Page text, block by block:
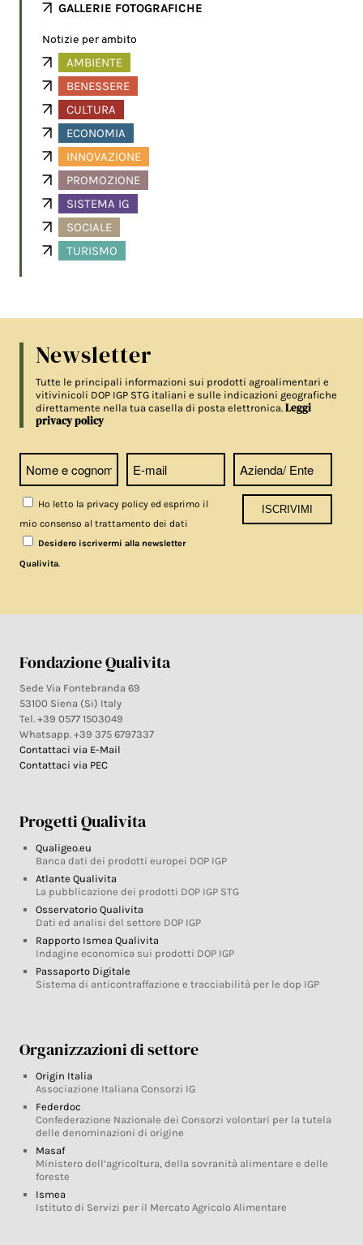
GALLERIE FOTOGRAFICHE
Notizie per ambito
AMBIENTE
BENESSERE
CULTURA
ECONOMIA
INNOVAZIONE
PROMOZIONE
SISTEMA IG
SOCIALE
TURISMO
Newsletter
Tutte le principali informazioni sui prodotti agroalimentari e
vitivinicoli DOP IGP STG italiani e sulle indicazioni geografiche
direttamente nella tua casella di posta elettronica.Leggi
privacy policy
Ho letto la privacy policy ed esprimo il
mio consenso al trattamento dei dati
Desidero iscrivermi alla newsletter
Qualivita.
Fondazione Qualivita
Sede Via Fontebranda 69
53100 Siena (Si) Italy
Tel. +39 0577 1503049
Whatsapp. +39 375 6797337
Contattaci via E-Mail
Contattaci via PEC
Progetti Qualivita
Qualigeo.eu
Banca dati dei prodotti europei DOP IGP
Atlante Qualivita
La pubblicazione dei prodotti DOP IGP STG
Osservatorio Qualivita
Dati ed analisi del settore DOP IGP
Rapporto Ismea Qualivita
Indagine economica sui prodotti DOP IGP
Passaporto Digitale
Sistema di anticontraffazione e tracciabilità per le dop IGP
Organizzazioni di settore
Origin Italia
Associazione Italiana Consorzi IG
Federdoc
Confederazione Nazionale dei Consorzi volontari per la tutela
delle denominazioni di origine
Masaf
Ministero dell’agricoltura, della sovranità alimentare e delle
foreste
Ismea
Istituto di Servizi per il Mercato Agricolo Alimentare